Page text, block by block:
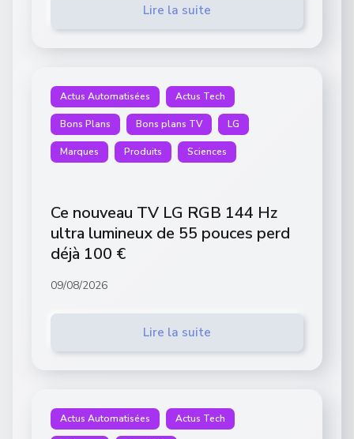
Lire la suite
Actus Automatisées Actus Tech
Bons Plans Bons plans TV LG
Marques Produits Sciences
Ce nouveau TV LG RGB 144 Hz
ultra lumineux de 55 pouces perd
déjà 100 €
09/08/2026
Lire la suite
Actus Automatisées Actus Tech